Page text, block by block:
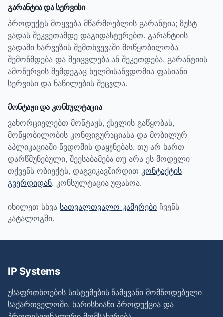
გარანტია და სერვისი
პროდუქტს მოყვება მწარმოებლის გარანტია; ზუსტ
ვადას შეკვეთამდე დაგიდასტურებთ. გარანტიის
ვადაში ხარვეზის შემთხვევაში მოწყობილობა
შემოწმდება და შეიცვლება ან შეკეთდება. გარანტიის
ამოწურვის შემდეგაც ხელმისაწვდომია ფასიანი
სერვისი და ნაწილების შეცვლა.
მონტაჟი და კონსულტაცია
ვახორციელებთ მონტაჟს, ქსელის გაწყობას,
მოწყობილობის კონფიგურაციასა და მობილურ
აპლიკაციაში წვდომის დაყენებას. თუ არ ხართ
დარწმუნებული, შეესაბამება თუ არა ეს მოდელი
თქვენს ობიექტს, დაგვიკავშირდით კონტაქტის
გვერდიდან. კონსულტაცია უფასოა.
იხილეთ სხვა სათვალთვალო კამერები ჩვენს
კატალოგში.
IP Systems
უსაფრთხოების სისტემების წამყვანი მომწოდებელი
საქართველოში. ხარისხიანი პროდუქცია და